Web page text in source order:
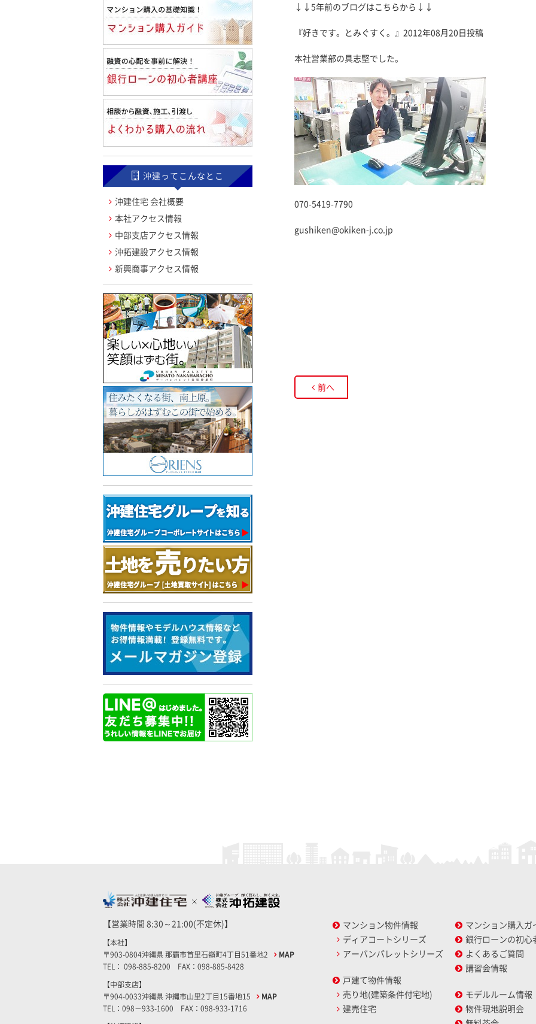
↓↓5年前のブログはこちらから↓↓
『好きです。とみぐすく。』2012年08月20日投稿
本社営業部の具志堅でした。
070-5419-7790
gushiken@okiken-j.co.jp
前へ
沖建ってこんなとこ
沖建住宅 会社概要
本社アクセス情報
中部支店アクセス情報
沖拓建設アクセス情報
新興商事アクセス情報
マンション物件情報
ディアコートシリーズ
アーバンパレットシリーズ
戸建て物件情報
売り地(建築条件付宅地)
建売住宅
マンション購入ガ
銀行ローンの初心
よくあるご質問
講習会情報
モデルルーム情報
物件現地説明会
【営業時間 8:30～21:00(不定休)】
【本社】
〒903-0804沖縄県 那覇市首里石嶺町4丁目51番地2
MAP
TEL： 098-885-8200 FAX：098-885-8428
【中部支店】
〒904-0033沖縄県 沖縄市山里2丁目15番地15
MAP
TEL：098－933-1600 FAX：098-933-1716